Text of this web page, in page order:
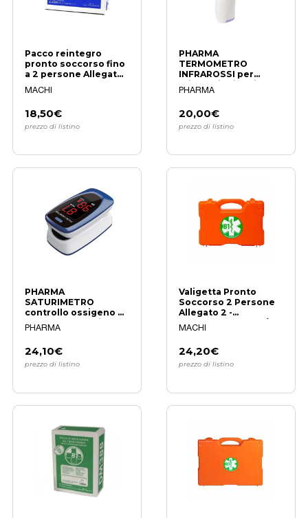
Pacco reintegro
pronto soccorso fino
a 2 persone Allegato
2
MACHI
18,50€
prezzo di listino
PHARMA
TERMOMETRO
INFRAROSSI per
misurazioni rapide e
precise
PHARMA
20,00€
prezzo di listino
PHARMA
SATURIMETRO
controllo ossigeno e
frequenza cardiaca
PHARMA
24,10€
prezzo di listino
Valigetta Pronto
Soccorso 2 Persone
Allegato 2 -
Conforme DM 388/03
MACHI
24,20€
prezzo di listino